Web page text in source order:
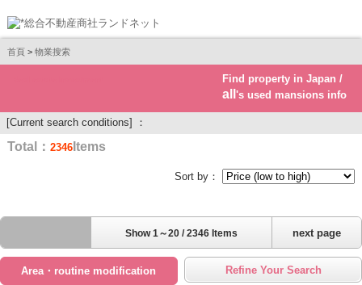
首頁 > 物業搜索
Find property in Japan /
all 's used mansions info
[Current search conditions] ：
Total： 2346Items
Sort by：
next page
Show 1～20 / 2346 Items
Area・routine modification Refine Your Search